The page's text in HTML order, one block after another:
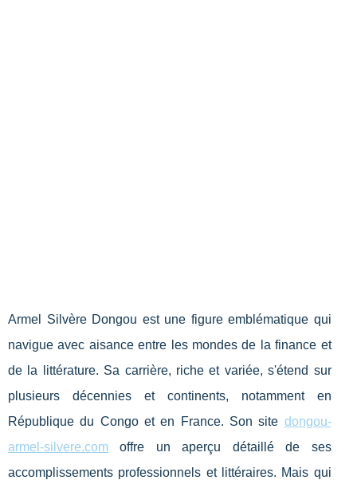
Armel Silvère Dongou est une figure emblématique qui
navigue avec aisance entre les mondes de la finance et
de la littérature. Sa carrière, riche et variée, s'étend sur
plusieurs décennies et continents, notamment en
République du Congo et en France. Son site dongou-
armel-silvere.com offre un aperçu détaillé de ses
accomplissements professionnels et littéraires. Mais qui